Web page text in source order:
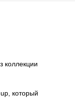
коллекции
который